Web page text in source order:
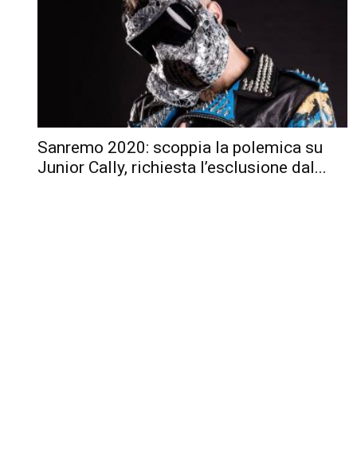
Sanremo 2020: scoppia la polemica su
Junior Cally, richiesta l’esclusione dal...